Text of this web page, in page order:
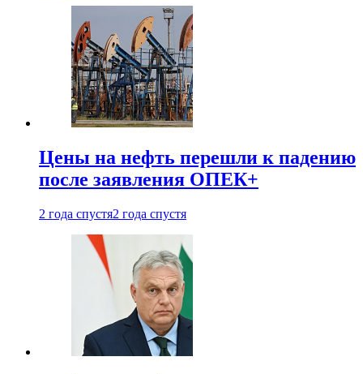
Цены на нефть перешли к падению
после заявления ОПЕК+
2 года спустя2 года спустя